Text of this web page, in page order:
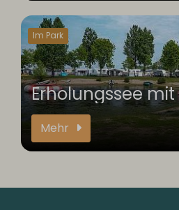
Im Park
Erholungssee
Mehr